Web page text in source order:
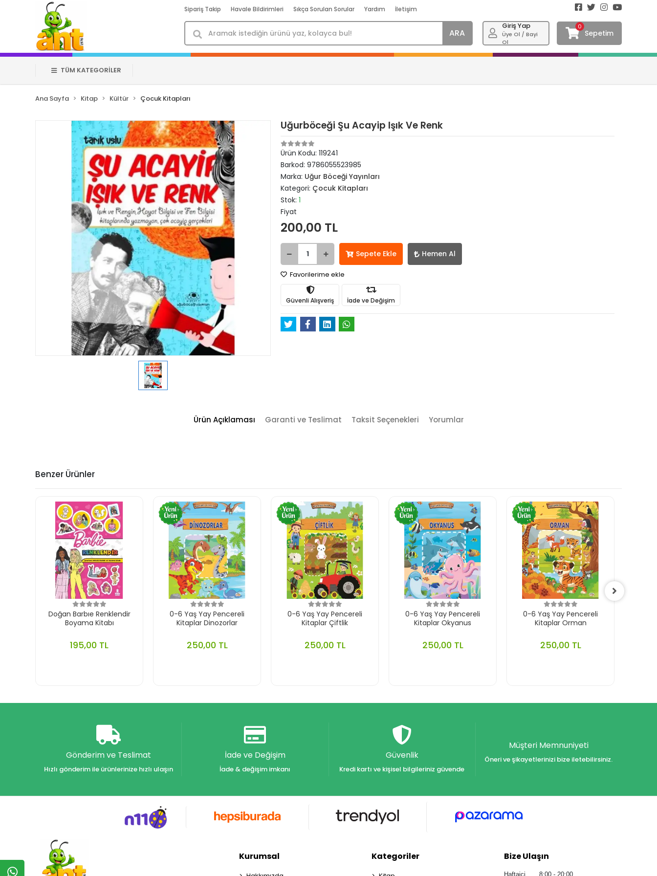
Sipariş Takip Havale Bildirimleri Sıkça Sorulan Sorular Yardım İletişim
ARA
Giriş Yap
Üye Ol / Bayi
Ol
0
Sepetim
TÜM KATEGORİLER
Ana Sayfa Kitap Kültür Çocuk Kitapları
Uğurböceği Şu Acayip Işık Ve Renk
Ürün Kodu:119241
Barkod:9786055523985
Marka: Uğur Böceği Yayınları
Kategori: Çocuk Kitapları
Stok:1
Fiyat
200,00 TL
Sepete Ekle Hemen Al
Favorilerime ekle
Güvenli Alışveriş İade ve Değişim
Ürün Açıklaması Garanti ve Teslimat Taksit Seçenekleri Yorumlar
Benzer Ürünler
Doğan Barbıe Renklendir
Boyama Kitabı
195,00 TL
0-6 Yaş Yay Pencereli
Kitaplar Dinozorlar
250,00 TL
0-6 Yaş Yay Pencereli
Kitaplar Çiftlik
250,00 TL
0-6 Yaş Yay Pencereli
Kitaplar Okyanus
250,00 TL
0-6 Yaş Yay Pencereli
Kitaplar Orman
250,00 TL
Gönderim ve Teslimat
Hızlı gönderim ile ürünlerinize hızlı ulaşın
İade ve Değişim
İade & değişim imkanı
Güvenlik
Kredi kartı ve kişisel bilgileriniz güvende
Müşteri Memnuniyeti
Öneri ve şikayetlerinizi bize iletebilirsiniz.
Kurumsal Kategoriler Bize Ulaşın
Haftaiçi 8:00 - 20:00